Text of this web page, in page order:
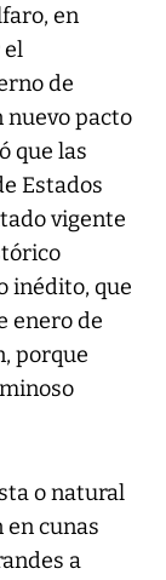
en
el
de
nuevo pacto
que las
Estados
vigente
inédito, que
enero de
porque
o natural
en cunas
a